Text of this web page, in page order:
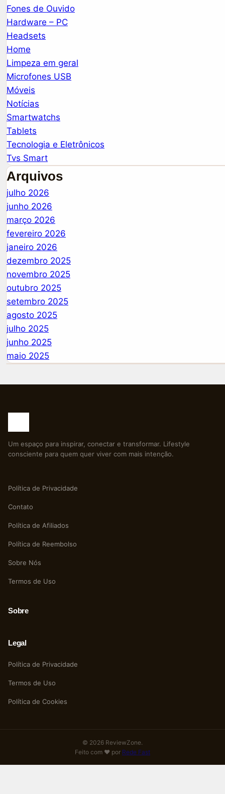
Fones de Ouvido
Hardware – PC
Headsets
Home
Limpeza em geral
Microfones USB
Móveis
Notícias
Smartwatchs
Tablets
Tecnologia e Eletrônicos
Tvs Smart
Arquivos
julho 2026
junho 2026
março 2026
fevereiro 2026
janeiro 2026
dezembro 2025
novembro 2025
outubro 2025
setembro 2025
agosto 2025
julho 2025
junho 2025
maio 2025
Um espaço para inspirar, conectar e transformar. Lifestyle
consciente para quem quer viver com mais intenção.
Política de Privacidade
Contato
Política de Afiliados
Política de Reembolso
Sobre Nós
Termos de Uso
Sobre
Legal
Política de Privacidade
Termos de Uso
Política de Cookies
© 2026 ReviewZone.
Feito com ❤️ por Rede Fast